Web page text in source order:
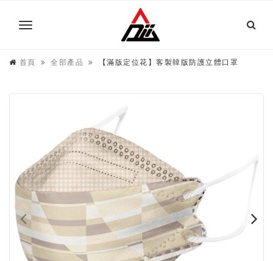
首頁 全部產品 【滿版定位花】客製韓版防護立體口罩